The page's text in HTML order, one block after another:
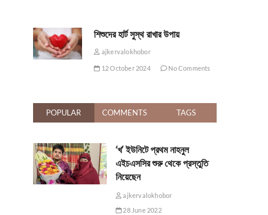
শিশুদের হার্ট সুস্থ রাখার উপায়
ajkervalokhobor
12 October 2024 No Comments
POPULAR COMMENTS TAGS
‘খ’ ইউনিটে প্রথম নাহনুল
এইচএসসির শুরু থেকে প্রস্তুতি
নিয়েছেন
ajkervalokhobor
28 June 2022